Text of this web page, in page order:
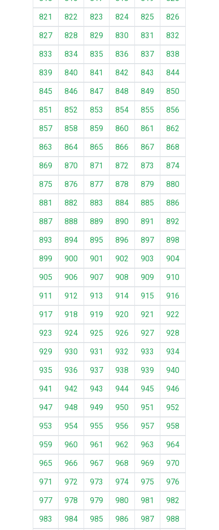
821
822 823 824 825
826
827
828 829 830 831
832
833
834 835 836 837
838
839
840 841 842 843
844
845
846 847 848 849
850
851
852 853 854 855
856
857
858 859 860 861
862
863
864 865 866 867
868
869
870 871 872 873
874
875
876 877 878 879
880
881
882 883 884 885
886
887
888 889 890 891
892
893
894 895 896 897
898
899
900 901 902 903
904
905
906 907 908 909
910
911
912 913 914 915
916
917
918 919 920 921
922
923
924 925 926 927
928
929
930 931 932 933
934
935
936 937 938 939
940
941
942 943 944 945
946
947
948 949 950 951
952
953
954 955 956 957
958
959
960 961 962 963
964
965
966 967 968 969
970
971
972 973 974 975
976
977
978 979 980 981
982
983
984 985 986 987
988